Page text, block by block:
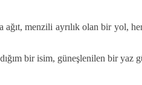
menzili ayrılık olan bir yol,
bir isim, güneşlenilen bir yaz